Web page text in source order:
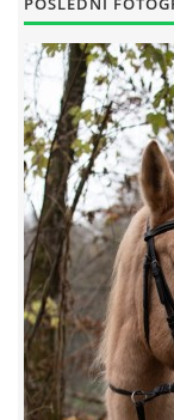
JARNÍ BRIGÁDA
DNE 17.11.2023
DĚKUJEME
NABÍZÍME
VOLEJTE
DĚKUJEME ZA
JARNÍ BRIGÁDA